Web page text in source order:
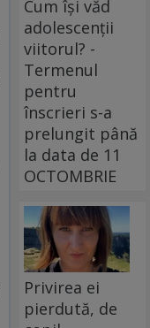
Cum își văd
adolescenții
viitorul? -
Termenul
pentru
înscrieri s-a
prelungit până
la data de 11
OCTOMBRIE
Privirea ei
pierdută, de